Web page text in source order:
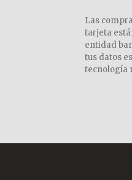
Las
tarjeta
entidad
tus datos
tecnología